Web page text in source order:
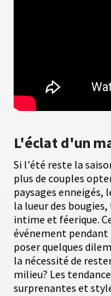
L'éclat d'un
Si l'été reste la
plus de couples
paysages enneigés,
la lueur des
intime et féerique.
événement pendant
poser quelques
la nécessité de
milieu? Les
surprenantes et